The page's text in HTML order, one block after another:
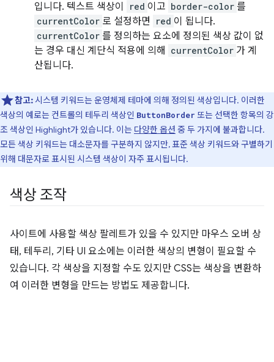
입니다. 텍스트 색상이
red 이고 border-color 를
currentColor 로 설정하면 red 이 됩니다.
currentColor 를 정의하는 요소에 정의된 색상 값이 없
는 경우 대신 계단식 적용에 의해
currentColor 가 계
산됩니다.
참고:시스템 키워드는 운영체제 테마에 의해 정의된 색상입니다. 이러한
색상의 예로는 컨트롤의 테두리 색상인 ButtonBorder 또는 선택한 항목의 강
조 색상인 Highlight가 있습니다. 이는 다양한 옵션 중 두 가지에 불과합니다.
모든 색상 키워드는 대소문자를 구분하지 않지만, 표준 색상 키워드와 구별하기
위해 대문자로 표시된 시스템 색상이 자주 표시됩니다.
색상 조작
사이트에 사용할 색상 팔레트가 있을 수 있지만 마우스 오버 상
태, 테두리, 기타 UI 요소에는 이러한 색상의 변형이 필요할 수
있습니다. 각 색상을 지정할 수도 있지만 CSS는 색상을 변환하
여 이러한 변형을 만드는 방법도 제공합니다.